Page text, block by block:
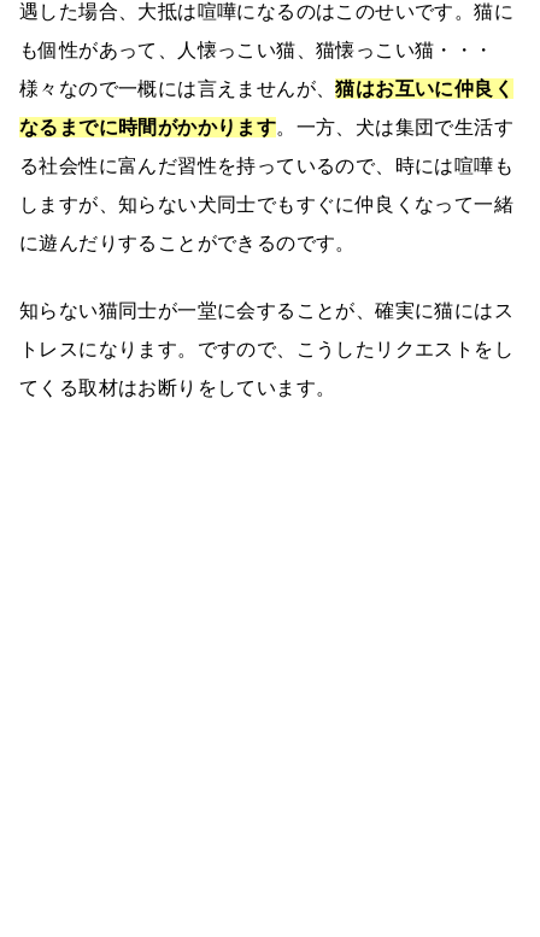
遇した場合、大抵は喧嘩になるのはこのせいです。猫に
も個性があって、人懐っこい猫、猫懐っこい猫・・・
様々なので一概には言えませんが、猫はお互いに仲良く
なるまでに時間がかかります。一方、犬は集団で生活す
る社会性に富んだ習性を持っているので、時には喧嘩も
しますが、知らない犬同士でもすぐに仲良くなって一緒
に遊んだりすることができるのです。
知らない猫同士が一堂に会することが、確実に猫にはス
トレスになります。ですので、こうしたリクエストをし
てくる取材はお断りをしています。